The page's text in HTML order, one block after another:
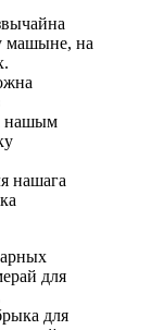
машыне, на
нашым
нашага